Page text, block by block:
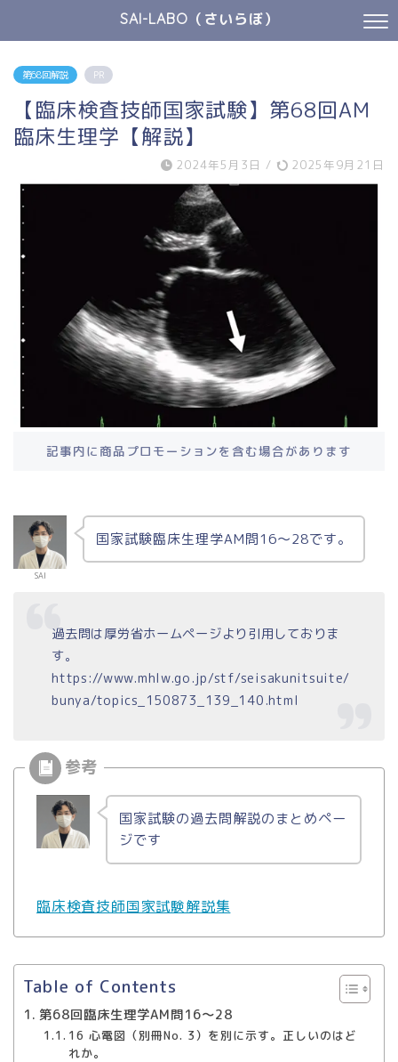
SAI-LABO（さいらぼ）
第68回解説 PR
【臨床検査技師国家試験】第68回AM
臨床生理学【解説】
2024年5月3日 / 2025年9月21日
記事内に商品プロモーションを含む場合があります
SAI
国家試験臨床生理学AM問16～28です。
過去問は厚労省ホームページより引用しておりま
す。
https://www.mhlw.go.jp/stf/seisakunitsuite/
bunya/topics_150873_139_140.html
国家試験の過去問解説のまとめペー
ジです
臨床検査技師国家試験解説集
Table of Contents
第68回臨床生理学AM問16～28
16 心電図（別冊No. 3）を別に示す。正しいのはど
れか。